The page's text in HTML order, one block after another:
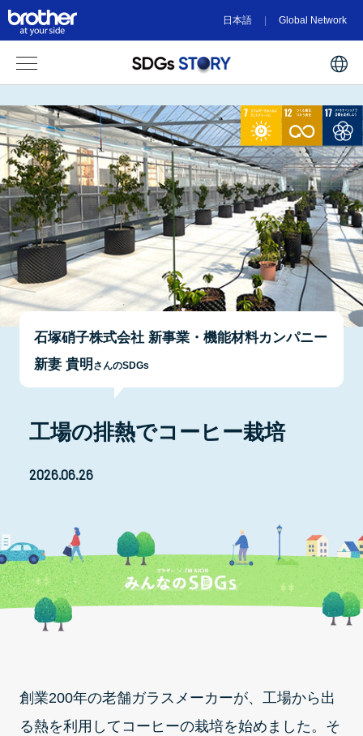
日本語 Global Network
石塚硝子株式会社 新事業・機能材料カンパニー
新妻 貴明 さんのSDGs
工場の排熱でコーヒー栽培
2026.06.26
創業200年の老舗ガラスメーカーが、工場から出
る熱を利用してコーヒーの栽培を始めました。そ